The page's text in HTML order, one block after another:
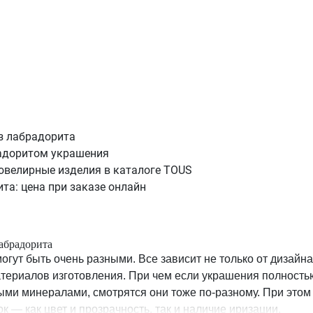
лабрадорита
украшения
изделия в каталоге TOUS
цена при заказе онлайн
быть очень разными. Все зависит не только от
изготовления. При чем если украшения
минералами, смотрятся они тоже по-разному. При
— как цвет и прозрачность, так и наличие иризации.